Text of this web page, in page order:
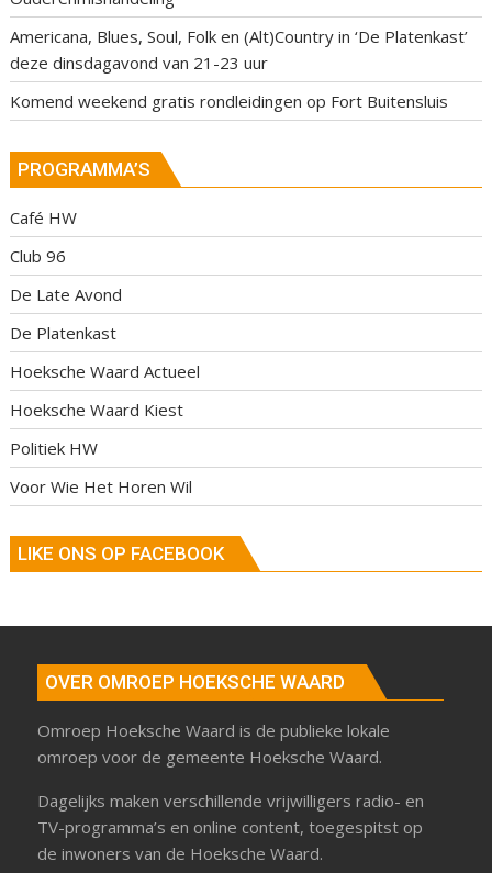
Americana, Blues, Soul, Folk en (Alt)Country in ‘De Platenkast’
deze dinsdagavond van 21-23 uur
Komend weekend gratis rondleidingen op Fort Buitensluis
PROGRAMMA’S
Café HW
Club 96
De Late Avond
De Platenkast
Hoeksche Waard Actueel
Hoeksche Waard Kiest
Politiek HW
Voor Wie Het Horen Wil
LIKE ONS OP FACEBOOK
OVER OMROEP HOEKSCHE WAARD
Omroep Hoeksche Waard is de publieke lokale
omroep voor de gemeente Hoeksche Waard.
Dagelijks maken verschillende vrijwilligers radio- en
TV-programma’s en online content, toegespitst op
de inwoners van de Hoeksche Waard.